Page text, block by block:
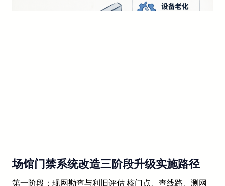
场馆门禁系统改造三阶段升级实施路径
第一阶段：现网勘查与利旧评估 核门点、查线路、测网